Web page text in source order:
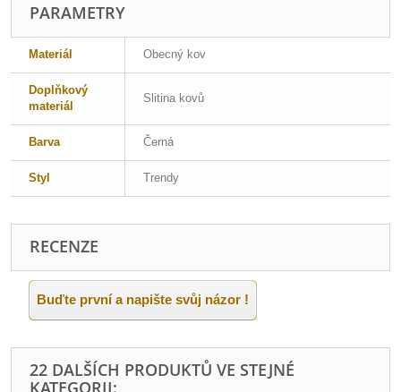
PARAMETRY
Materiál Obecný kov
Doplňkový
materiál
Slitina kovů
Barva Černá
Styl Trendy
RECENZE
Buďte první a napište svůj názor !
22 DALŠÍCH PRODUKTŮ VE STEJNÉ
KATEGORII: